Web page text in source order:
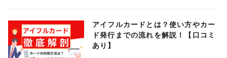
アイフルカードとは？使い方やカー
ド発行までの流れを解説！【口コミ
あり】